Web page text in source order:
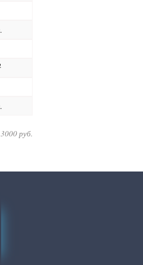
руб.